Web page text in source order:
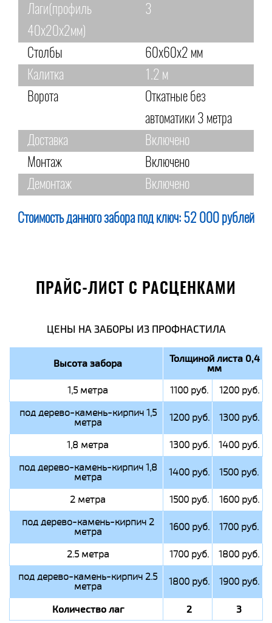
Лаги(профиль
40х20х2мм)
3
Столбы
60х60х2 мм
Калитка
1.2 м
Ворота
Откатные без
автоматики 3 метра
Доставка
Включено
Монтаж
Включено
Демонтаж
Включено
Стоимость данного забора под ключ: 52 000 рублей
ПРАЙС-ЛИСТ С РАСЦЕНКАМИ
ЦЕНЫ НА ЗАБОРЫ ИЗ ПРОФНАСТИЛА
Высота забора Толщиной листа 0,4
мм
1,5 метра 1100 руб.
1200 руб.
под дерево-камень-кирпич 1,5
метра 1200 руб. 1300 руб.
1,8 метра 1300 руб.
1400 руб.
под дерево-камень-кирпич 1,8
метра 1400 руб. 1500 руб.
2 метра 1500 руб.
1600 руб.
под дерево-камень-кирпич 2
метра 1600 руб. 1700 руб.
2.5 метра 1700 руб.
1800 руб.
под дерево-камень-кирпич 2.5
метра 1800 руб. 1900 руб.
Количество лаг 2 3